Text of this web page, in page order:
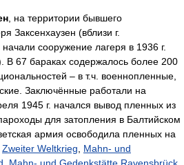
, на территории бывшего
Заксенхаузен (вблизи г.
сооружение лагеря в 1936 г.
В 67 бараках содержалось более 200
– в т.ч. военнопленные,
Заключённые работали на
1945 г. начался вывод пленных из
для затопления в Балтийском
армия освободила пленных на
Zweiter Weltkrieg
Mahn- und